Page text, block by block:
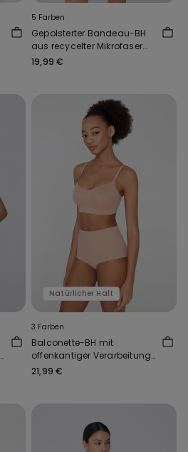
5 Farben
Gepolsterter Bandeau-BH
aus recycelter Mikrofaser
mit Ausschnitt
19,99 €
Natürlicher Halt
3 Farben
Balconette-BH mit
offenkantiger Verarbeitung
Natural Lifting
21,99 €